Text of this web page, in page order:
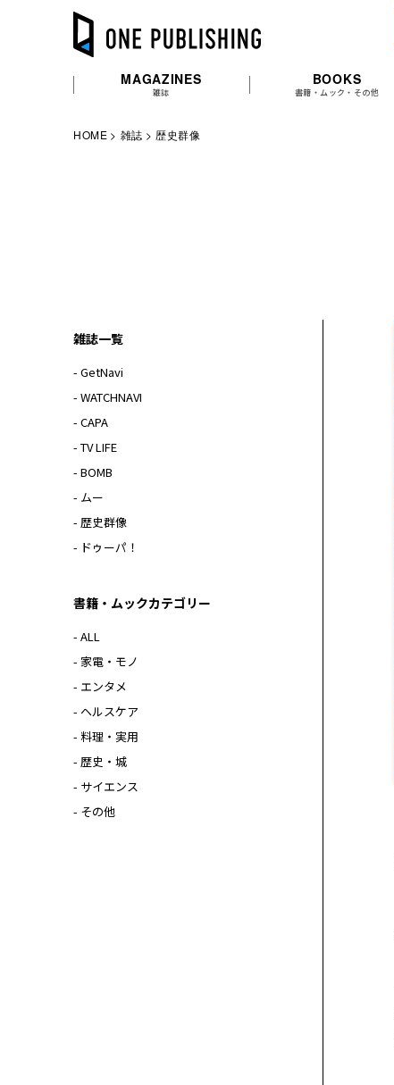
MAGAZINES
雑誌
BOOKS
書籍・ムック・その他
HOME 雑誌 歴史群像
雑誌一覧
- GetNavi
- WATCHNAVI
- CAPA
- TV LIFE
- BOMB
- ムー
- 歴史群像
- ドゥーパ！
書籍・ムックカテゴリー
- ALL
- 家電・モノ
- エンタメ
- ヘルスケア
- 料理・実用
- 歴史・城
- サイエンス
- その他